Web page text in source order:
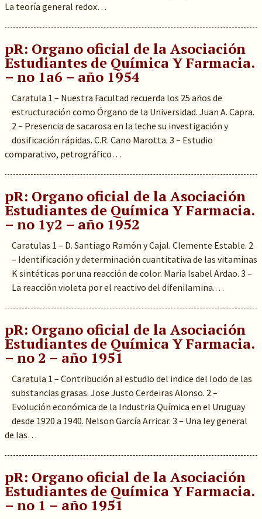
La teoría general redox…
pR: Organo oficial de la Asociación
Estudiantes de Química Y Farmacia.
– no 1a6 – año 1954
Caratula 1 – Nuestra Facultad recuerda los 25 años de
estructuración como Órgano de la Universidad. Juan A. Capra.
2 – Presencia de sacarosa en la leche su investigación y
dosificación rápidas. C.R. Cano Marotta. 3 – Estudio
comparativo, petrográfico…
pR: Organo oficial de la Asociación
Estudiantes de Química Y Farmacia.
– no 1y2 – año 1952
Caratulas 1 – D. Santiago Ramón y Cajal. Clemente Estable. 2
– Identificación y determinación cuantitativa de las vitaminas
K sintéticas por una reacción de color. Maria Isabel Ardao. 3 –
La reacción violeta por el reactivo del difenilamina.…
pR: Organo oficial de la Asociación
Estudiantes de Química Y Farmacia.
– no 2 – año 1951
Caratula 1 – Contribución al estudio del indice del Iodo de las
substancias grasas. Jose Justo Cerdeiras Alonso. 2 –
Evolución económica de la Industria Química en el Uruguay
desde 1920 a 1940. Nelson García Arricar. 3 – Una ley general
de las…
pR: Organo oficial de la Asociación
Estudiantes de Química Y Farmacia.
– no 1 – año 1951